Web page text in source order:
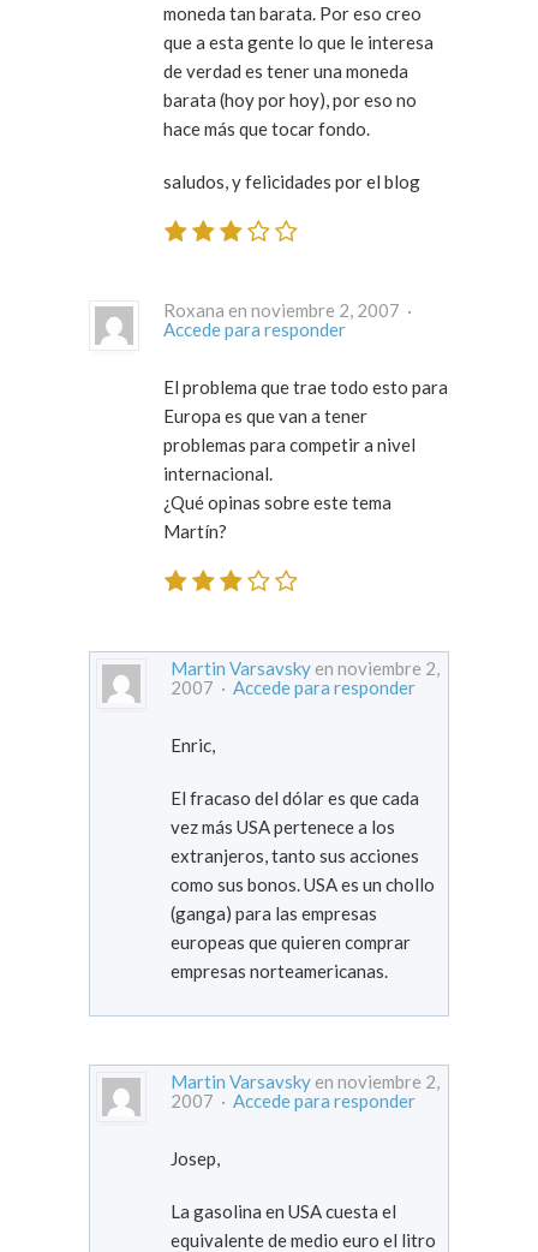
moneda tan barata. Por eso creo
que a esta gente lo que le interesa
de verdad es tener una moneda
barata (hoy por hoy), por eso no
hace más que tocar fondo.
saludos, y felicidades por el blog
Roxana en noviembre 2, 2007 ·
Accede para responder
El problema que trae todo esto para
Europa es que van a tener
problemas para competir a nivel
internacional.
¿Qué opinas sobre este tema
Martín?
Martin Varsavsky en noviembre 2,
2007 · Accede para responder
Enric,
El fracaso del dólar es que cada
vez más USA pertenece a los
extranjeros, tanto sus acciones
como sus bonos. USA es un chollo
(ganga) para las empresas
europeas que quieren comprar
empresas norteamericanas.
Martin Varsavsky en noviembre 2,
2007 · Accede para responder
Josep,
La gasolina en USA cuesta el
equivalente de medio euro el litro